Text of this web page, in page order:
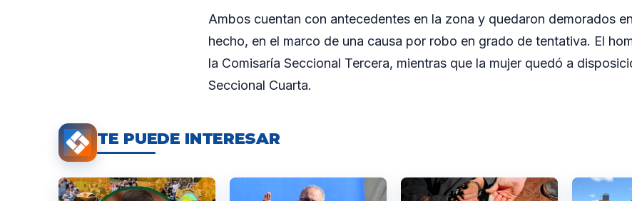
Ambos cuentan con antecedentes en la zona y quedaron demorados
hecho, en el marco de una causa por robo en grado de tentativa. El
la Comisaría Seccional Tercera, mientras que la mujer quedó a
Seccional Cuarta.
TE PUEDE INTERESAR